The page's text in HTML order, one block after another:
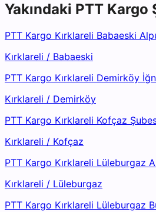
Yakındaki PTT Kargo
PTT Kargo Kırklareli Babaeski
Kırklareli / Babaeski
PTT Kargo Kırklareli Demirköy
Kırklareli / Demirköy
PTT Kargo Kırklareli Kofçaz
Kırklareli / Kofçaz
PTT Kargo Kırklareli Lüleburgaz
Kırklareli / Lüleburgaz
PTT Kargo Kırklareli Lüleburgaz